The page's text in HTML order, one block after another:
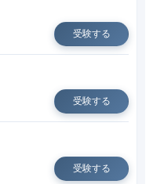
受験する
受験する
受験する